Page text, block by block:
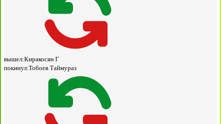
вышел:Киракосян Г
покинул:Тобоев Таймураз